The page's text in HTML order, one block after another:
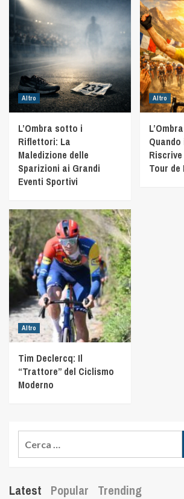
Altro
L’Ombra sotto i
Riflettori: La
Maledizione delle
Sparizioni ai Grandi
Eventi Sportivi
Altro
Tour de
Altro
Tim Declercq: Il
“Trattore” del Ciclismo
Moderno
Latest Popular Trending